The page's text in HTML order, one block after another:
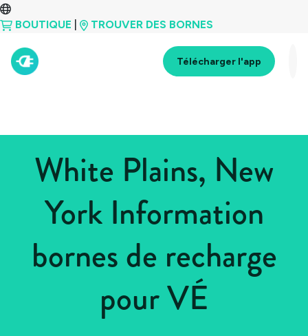
BOUTIQUE TROUVER DES BORNES
Télécharger l'app
White Plains, New
York Information
bornes de recharge
pour VÉ
États-Unis